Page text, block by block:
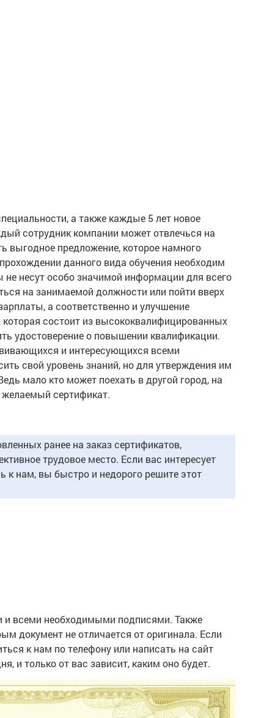
а также каждые 5 лет новое
сотрудник компании может отвлечься на
выгодное предложение, которое намного
данного вида обучения необходим
несут особо значимой информации для всего
на занимаемой должности или пойти вверх
а соответственно и улучшение
состоит из высококвалифицированных
удостоверение о повышении квалификации.
и интересующихся всеми
свой уровень знаний, но для утверждения им
мало кто может поехать в другой город, на
желаемый сертификат.
ранее на заказ сертификатов,
трудовое место. Если вас интересует
к нам, вы быстро и недорого решите этот
и всеми необходимыми подписями. Также
документ не отличается от оригинала. Если
к нам по телефону или написать на сайт
и только от вас зависит, каким оно будет.